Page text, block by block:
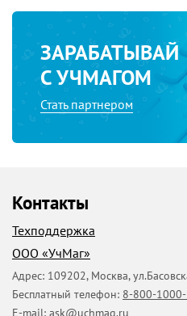
ЗАРАБАТЫВАЙ
С УЧМАГОМ
Стать партнером
Контакты
Техподдержка
ООО «УчМаг»
Адрес: 109202, Москва,
Бесплатный телефон: 8-800-
E-mail: ask@uchmag.ru